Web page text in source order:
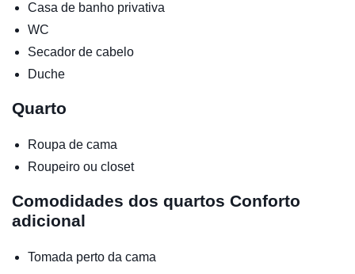
Casa de banho privativa
WC
Secador de cabelo
Duche
Quarto
Roupa de cama
Roupeiro ou closet
Comodidades dos quartos Conforto
adicional
Tomada perto da cama